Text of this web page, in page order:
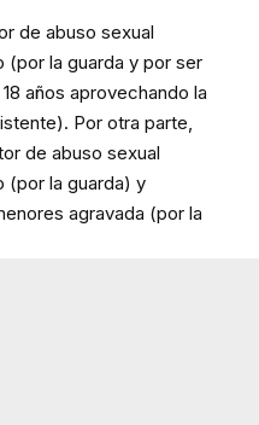
de abuso sexual
(por la guarda y por ser
años aprovechando la
Por otra parte,
de abuso sexual
(por la guarda) y
agravada (por la